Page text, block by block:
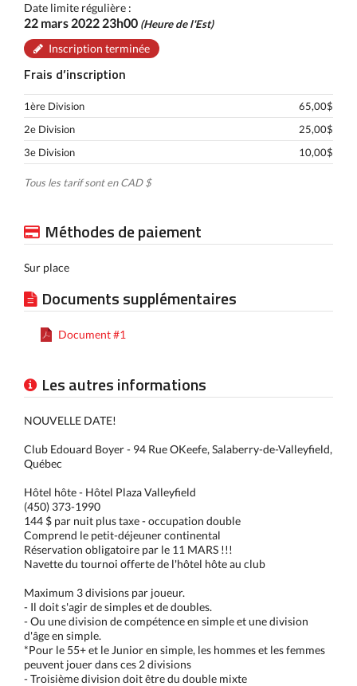
Date limite régulière :
22 mars 2022 23h00 (Heure de l'Est)
Inscription terminée
Frais d’inscription
1ère Division
65,00$
2e Division
25,00$
3e Division
10,00$
Tous les tarif sont en CAD $
Méthodes de paiement
Sur place
Documents supplémentaires
Document #1
Les autres informations
NOUVELLE DATE!
Club Edouard Boyer - 94 Rue OKeefe, Salaberry-de-Valleyfield,
Québec
Hôtel hôte - Hôtel Plaza Valleyfield
(450) 373-1990
144 $ par nuit plus taxe - occupation double
Comprend le petit-déjeuner continental
Réservation obligatoire par le 11 MARS !!!
Navette du tournoi offerte de l'hôtel hôte au club
Maximum 3 divisions par joueur.
- Il doit s'agir de simples et de doubles.
- Ou une division de compétence en simple et une division
d'âge en simple.
*Pour le 55+ et le Junior en simple, les hommes et les femmes
peuvent jouer dans ces 2 divisions
- Troisième division doit être du double mixte